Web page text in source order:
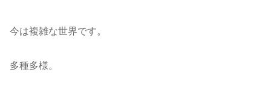
今は複雑な世界です。
多種多様。